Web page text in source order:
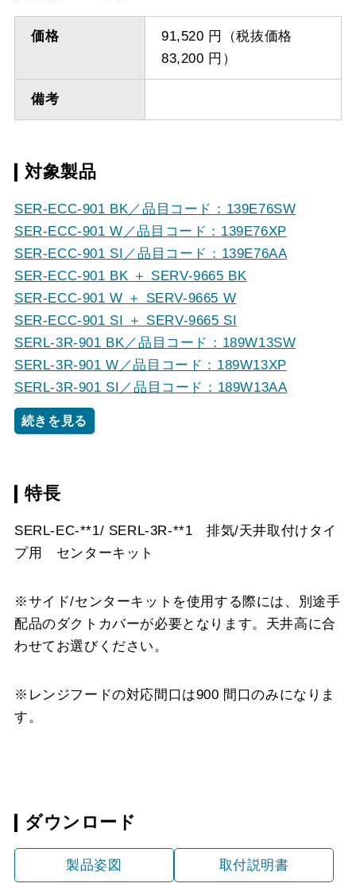
価格
91,520 円（税抜価格
83,200 円）
備考
対象製品
SER-ECC-901 BK／品目コード：139E76SW
SER-ECC-901 W／品目コード：139E76XP
SER-ECC-901 SI／品目コード：139E76AA
SER-ECC-901 BK ＋ SERV-9665 BK
SER-ECC-901 W ＋ SERV-9665 W
SER-ECC-901 SI ＋ SERV-9665 SI
SERL-3R-901 BK／品目コード：189W13SW
SERL-3R-901 W／品目コード：189W13XP
SERL-3R-901 SI／品目コード：189W13AA
続きを見る
特長
SERL-EC-**1/ SERL-3R-**1 排気/天井取付けタイ
プ用 センターキット
※サイド/センターキットを使用する際には、別途手
配品のダクトカバーが必要となります。天井高に合
わせてお選びください。
※レンジフードの対応間口は900 間口のみになりま
す。
ダウンロード
製品姿図 取付説明書